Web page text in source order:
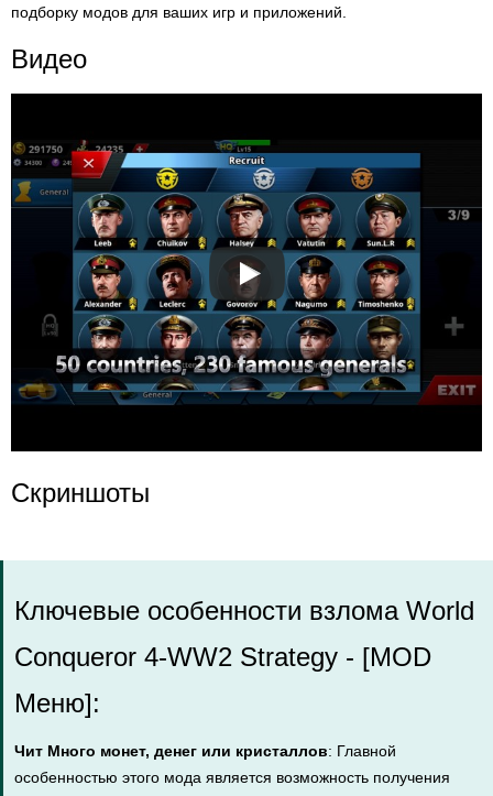
подборку модов для ваших игр и приложений.
Видео
Скриншоты
Ключевые особенности взлома World
Conqueror 4-WW2 Strategy - [MOD
Меню]:
Чит Много монет, денег или кристаллов: Главной
особенностью этого мода является возможность получения